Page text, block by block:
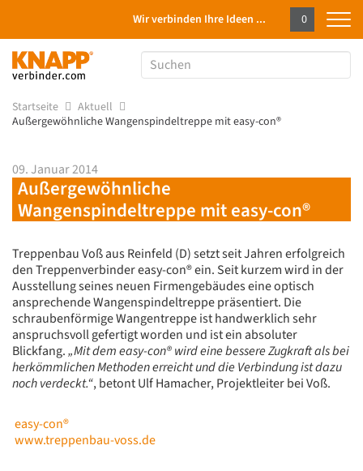
Wir verbinden Ihre Ideen ... 0
Startseite
Aktuell
Außergewöhnliche Wangenspindeltreppe mit easy-con®
09. Januar 2014
Außergewöhnliche
Wangenspindeltreppe mit easy-con®
Treppenbau Voß aus Reinfeld (D) setzt seit Jahren erfolgreich
den Treppenverbinder easy-con® ein. Seit kurzem wird in der
Ausstellung seines neuen Firmengebäudes eine optisch
ansprechende Wangenspindeltreppe präsentiert. Die
schraubenförmige Wangentreppe ist handwerklich sehr
anspruchsvoll gefertigt worden und ist ein absoluter
Blickfang.„Mit dem easy-con® wird eine bessere Zugkraft als bei
herkömmlichen Methoden erreicht und die Verbindung ist dazu
noch verdeckt.“, betont Ulf Hamacher, Projektleiter bei Voß.
easy-con®
www.treppenbau-voss.de